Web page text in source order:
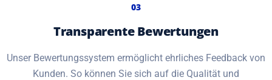
03
Transparente Bewertungen
Unser Bewertungssystem ermöglicht ehrliches Feedback von
Kunden. So können Sie sich auf die Qualität und